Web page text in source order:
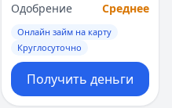
Одобрение
Среднее
Онлайн займ на карту
Круглосуточно
Получить деньги